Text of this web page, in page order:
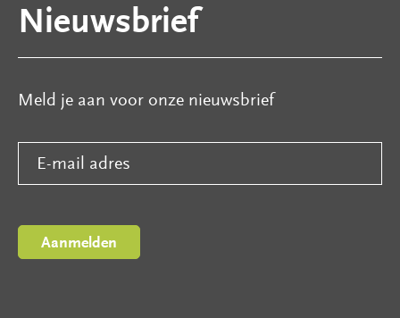
ons
Nieuwsbrief
Meld je aan voor onze nieuwsbrief